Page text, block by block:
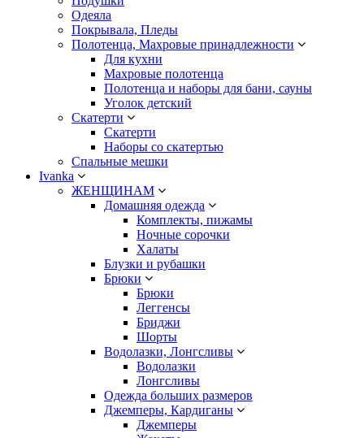
Одеяла
Покрывала, Пледы
Полотенца, Махровые принадлежности
Для кухни
Махровые полотенца
Полотенца и наборы для бани, сауны
Уголок детский
Скатерти
Скатерти
Наборы со скатертью
Спальные мешки
Ivanka
ЖЕНЩИНАМ
Домашняя одежда
Комплекты, пижамы
Ночные сорочки
Халаты
Блузки и рубашки
Брюки
Брюки
Леггенсы
Бриджи
Шорты
Водолазки, Лонгсливы
Водолазки
Лонгсливы
Одежда больших размеров
Джемперы, Кардиганы
Джемперы